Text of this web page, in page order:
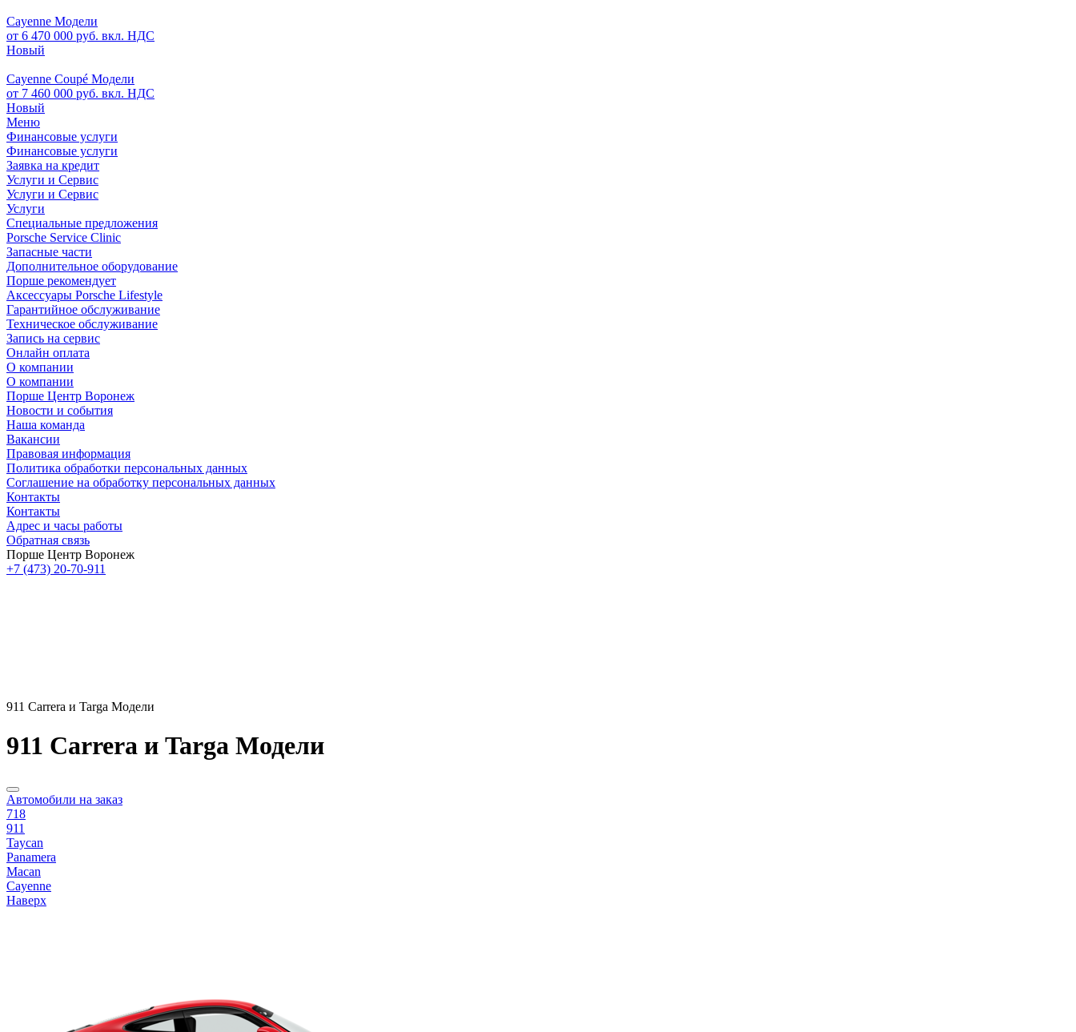
Cayenne Модели
от 6 470 000 руб. вкл. НДС
Новый
Cayenne Coupé Модели
от 7 460 000 руб. вкл. НДС
Новый
Меню
Финансовые услуги
Финансовые услуги
Заявка на кредит
Услуги и Сервис
Услуги и Сервис
Услуги
Специальные предложения
Porsche Service Clinic
Запасные части
Дополнительное оборудование
Порше рекомендует
Аксессуары Porsche Lifestyle
Гарантийное обслуживание
Техническое обслуживание
Запись на сервис
Онлайн оплата
О компании
О компании
Порше Центр Воронеж
Новости и события
Наша команда
Вакансии
Правовая информация
Политика обработки персональных данных
Соглашение на обработку персональных данных
Контакты
Контакты
Адрес и часы работы
Обратная связь
Порше Центр Воронеж
+7 (473) 20-70-911
911 Carrera и Targa Модели
911 Carrera и Targa Модели
Автомобили на заказ
718
911
Taycan
Panamera
Macan
Cayenne
Наверх